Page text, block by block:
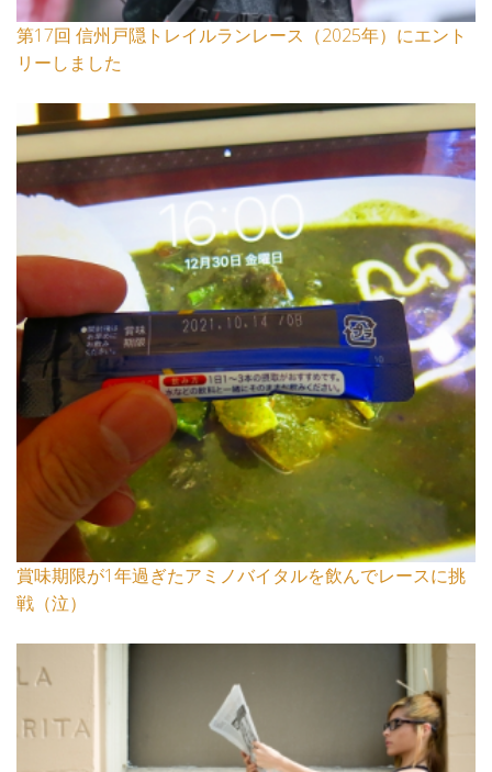
第17回 信州戸隠トレイルランレース（2025年）にエント
リーしました
賞味期限が1年過ぎたアミノバイタルを飲んでレースに挑
戦（泣）